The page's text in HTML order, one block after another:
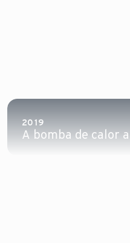
2019
A bomba de calor